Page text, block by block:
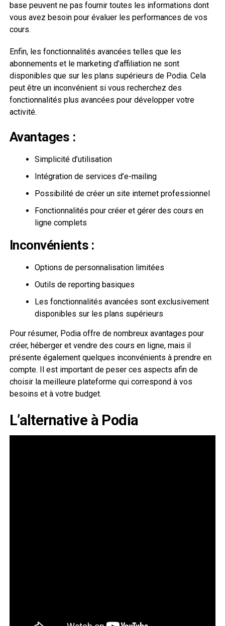
base peuvent ne pas fournir toutes les informations dont
vous avez besoin pour évaluer les performances de vos
cours.
Enfin, les fonctionnalités avancées telles que les
abonnements et le marketing d’affiliation ne sont
disponibles que sur les plans supérieurs de Podia. Cela
peut être un inconvénient si vous recherchez des
fonctionnalités plus avancées pour développer votre
activité.
Avantages :
Simplicité d’utilisation
Intégration de services d’e-mailing
Possibilité de créer un site internet professionnel
Fonctionnalités pour créer et gérer des cours en
ligne complets
Inconvénients :
Options de personnalisation limitées
Outils de reporting basiques
Les fonctionnalités avancées sont exclusivement
disponibles sur les plans supérieurs
Pour résumer, Podia offre de nombreux avantages pour
créer, héberger et vendre des cours en ligne, mais il
présente également quelques inconvénients à prendre en
compte. Il est important de peser ces aspects afin de
choisir la meilleure plateforme qui correspond à vos
besoins et à votre budget.
L’alternative à Podia